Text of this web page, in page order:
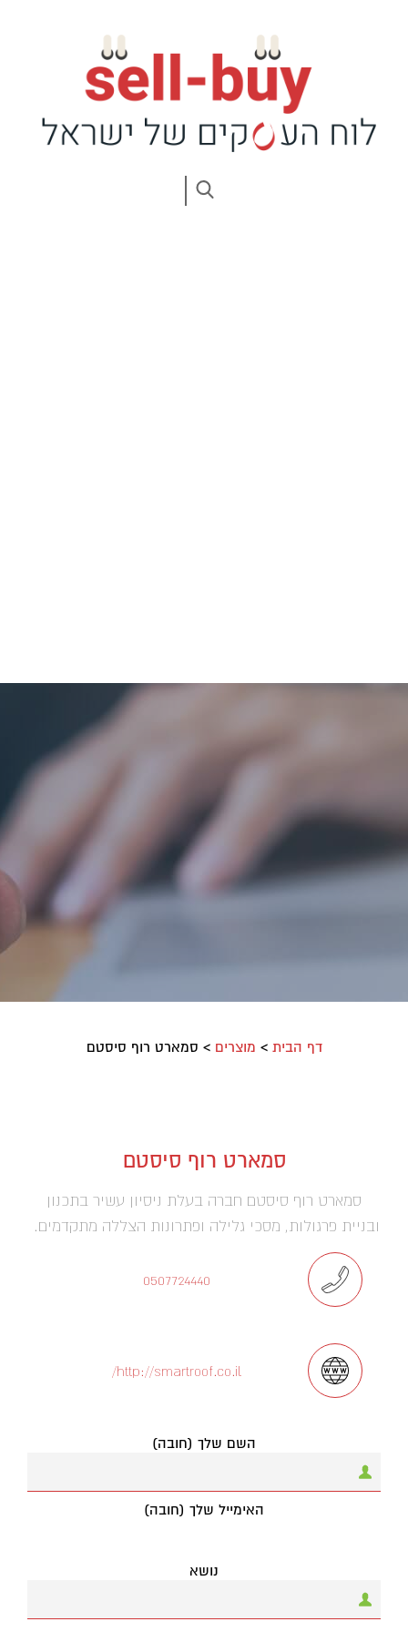
דף הבית > מוצרים > סמארט רוף סיסטם
סמארט רוף סיסטם
סמארט רוף סיסטם חברה בעלת ניסיון עשיר בתכנון
ובניית פרגולות, מסכי גלילה ופתרונות הצללה מתקדמים.
0507724440
http://smartroof.co.il/
השם שלך (חובה)
האימייל שלך (חובה)
נושא